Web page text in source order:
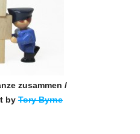
zusammen /
byTory Byrne